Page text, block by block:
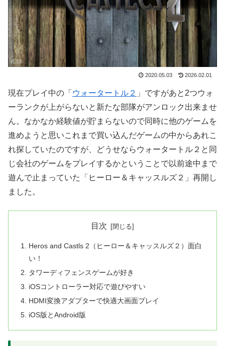
2020.05.03 2026.02.01
現在プレイ中の「 ウォータートル２ 」ですがあと2つウォ
ーランクが上がらないと新たな部隊がアンロック出来ませ
ん。なかなか経験値が貯まらないので同時に他のゲームを
進めようと思いこれまで買い込んだゲームの中からあれこ
れ探していたのですが、どうせならウォータートル２と同
じ会社のゲームをプレイするかということで以前途中まで
遊んで止まっていた「ヒーロー＆キャッスルズ２」再開し
ました。
目次
Heros and Castls 2（ヒーロー＆キャッスルズ２）面白
い！
タワーディフェンスゲームが好き
iOSコントローラー対応で遊びやすい
HDMI変換アダプターで快適大画面プレイ
iOS版とAndroid版